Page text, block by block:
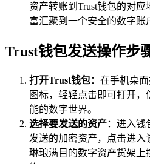
资产转账到Trust钱包的对
富汇聚到一个安全的数字账
Trust钱包发送操作步
打开Trust钱包：在手机桌
图标，轻轻点击即可打开
能的数字世界。
选择要发送的资产：进入钱
发送的加密资产，点击进入
琳琅满目的数字资产货架上